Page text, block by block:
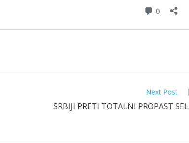
Next Post
SRBIJI PRETI TOTALNI PROPAST